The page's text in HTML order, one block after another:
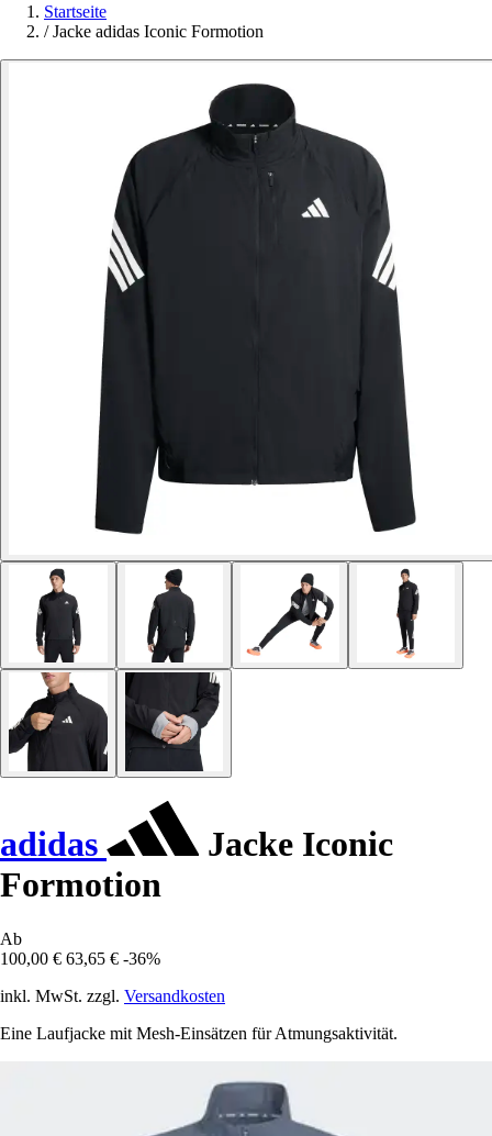
Startseite
/ Jacke adidas Iconic Formotion
adidas
Jacke Iconic
Formotion
Ab
100,00 € 63,65 € -36%
inkl. MwSt. zzgl. Versandkosten
Eine Laufjacke mit Mesh-Einsätzen für Atmungsaktivität.